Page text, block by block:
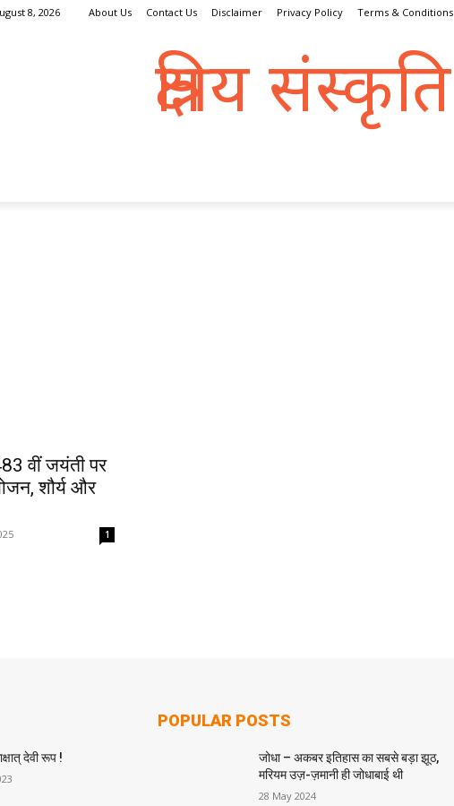
8, 2026 About Us Contact Us Disclaimer Privacy Policy Terms & Conditions
क्षत्रिय संस्कृति
वीं जयंती पर
शौर्य और
1
देवी रूप !
POPULAR POSTS
जोधा – अकबर इतिहास का सबसे बड़ा झूठ,
मरियम उज़-ज़मानी ही जोधाबाई थी
28 May 2024